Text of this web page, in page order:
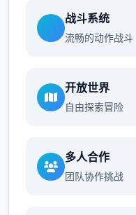
战斗系统
流畅的动作战斗
开放世界
自由探索冒险
多人合作
团队协作挑战